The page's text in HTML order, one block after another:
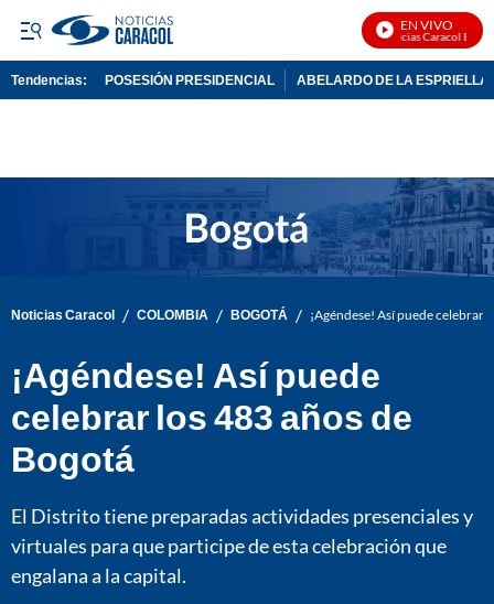
EN VIVO
Noticias Caracol En
Tendencias: POSESIÓN PRESIDENCIAL ABELARDO DE LA ESPRIELLA
Noticias Caracol / COLOMBIA / BOGOTÁ / ¡Agéndese! Así puede celebrar
¡Agéndese! Así puede
celebrar los 483 años de
Bogotá
El Distrito tiene preparadas actividades presenciales y
virtuales para que participe de esta celebración que
engalana a la capital.